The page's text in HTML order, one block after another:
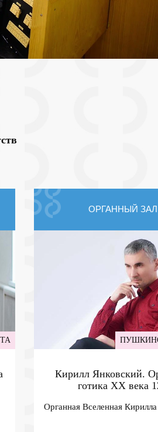
ОРГАННЫЙ ЗАЛ
Кирилл Янковский.
готика ХХ века
Органная Вселенная Кирилла